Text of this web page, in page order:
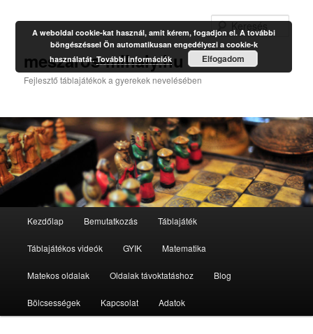
meszaros-mihaly.hu
Fejlesztő táblajátékok a gyerekek nevelésében
Tovább
az
elsődleges
tartalomra
Kezdőlap Bemutatkozás Táblajáték
Táblajátékos videók GYIK Matematika
Matekos oldalak Oldalak távoktatáshoz Blog
Bölcsességek Kapcsolat Adatok
A weboldal cookie-kat használ, amit kérem, fogadjon el. A további
böngészéssel Ön automatikusan engedélyezi a cookie-k
használatát.További információk Elfogadom